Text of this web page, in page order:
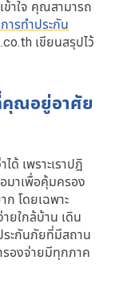
ข้าใจ คุณสามารถ
ารทำประกัน
เขียนสรุปไว้
คุณอยู่อาศัย
ด้ เพราะเราปฎิ
อมาเพื่อคุ้มครอง
ก โดยเฉพาะ
ยใกล้บ้าน เดิน
ระกันภัยที่มีสถาน
องจ่ายมีทุกภาค